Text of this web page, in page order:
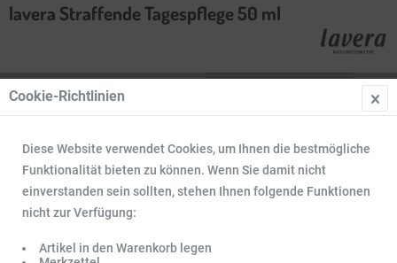
lavera Straffende Tagespflege 50 ml
Cookie-Richtlinien
Diese Website verwendet Cookies, um Ihnen die bestmögliche
Funktionalität bieten zu können. Wenn Sie damit nicht
einverstanden sein sollten, stehen Ihnen folgende Funktionen
nicht zur Verfügung:
Artikel in den Warenkorb legen